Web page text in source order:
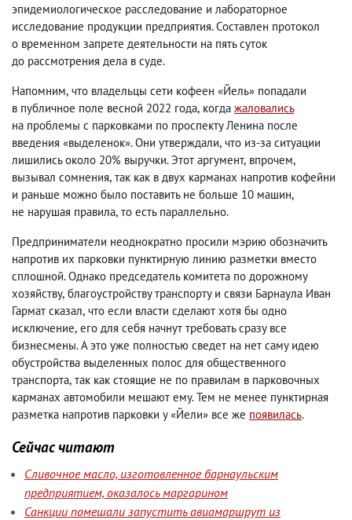
эпидемиологическое расследование и лабораторное
исследование продукции предприятия. Составлен протокол
о временном запрете деятельности на пять суток
до рассмотрения дела в суде.
Напомним, что владельцы сети кофеен «Йель» попадали
в публичное поле весной 2022 года, когда жаловались
на проблемы с парковками по проспекту Ленина после
введения «выделенок». Они утверждали, что из-за ситуации
лишились около 20% выручки. Этот аргумент, впрочем,
вызывал сомнения, так как в двух карманах напротив кофейни
и раньше можно было поставить не больше 10 машин,
не нарушая правила, то есть параллельно.
Предприниматели неоднократно просили мэрию обозначить
напротив их парковки пунктирную линию разметки вместо
сплошной. Однако председатель комитета по дорожному
хозяйству, благоустройству транспорту и связи Барнаула Иван
Гармат сказал, что если власти сделают хотя бы одно
исключение, его для себя начнут требовать сразу все
бизнесмены. А это уже полностью сведет на нет саму идею
обустройства выделенных полос для общественного
транспорта, так как стоящие не по правилам в парковочных
карманах автомобили мешают ему. Тем не менее пунктирная
разметка напротив парковки у «Йели» все же появилась.
Сейчас читают
Сливочное масло, изготовленное барнаульским
предприятием, оказалось маргарином
Санкции помешали запустить авиамаршрут из